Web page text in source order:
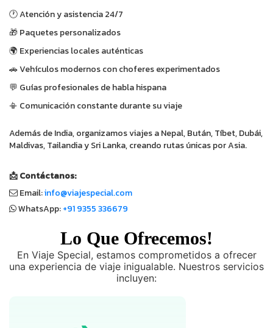
🕐 Atención y asistencia 24/7
🎁 Paquetes personalizados
🌍 Experiencias locales auténticas
🚗 Vehículos modernos con choferes experimentados
💬 Guías profesionales de habla hispana
📳 Comunicación constante durante su viaje
Además de India, organizamos viajes a Nepal, Bután, Tíbet, Dubái,
Maldivas, Tailandia y Sri Lanka, creando rutas únicas por Asia.
📩 Contáctanos:
Email:info@viajespecial.com
WhatsApp:+91 9355 336679
Lo Que Ofrecemos!
En Viaje Special, estamos comprometidos a ofrecer
una experiencia de viaje inigualable. Nuestros servicios
incluyen: